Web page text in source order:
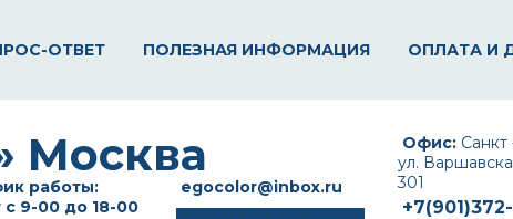
ОТВЕТ ПОЛЕЗНАЯ ИНФОРМАЦИЯ ОПЛАТА И
Офис: Санкт
ул.
301
egocolor@inbox.ru
работы:
с 9-00 до 18-00